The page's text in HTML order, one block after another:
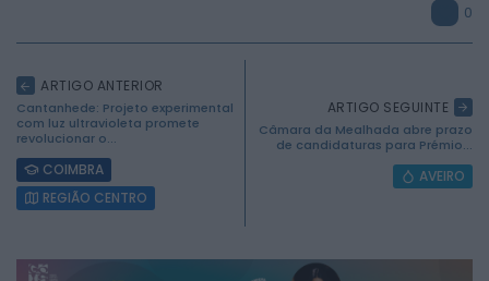
0
ARTIGO ANTERIOR
Cantanhede: Projeto experimental
com luz ultravioleta promete
revolucionar o...
COIMBRA
REGIÃO CENTRO
ARTIGO SEGUINTE
Câmara da Mealhada abre prazo
de candidaturas para Prémio...
AVEIRO